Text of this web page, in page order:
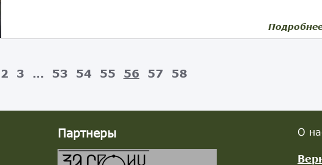
2 3 … 53 54 55 56 57 58
Партнеры О